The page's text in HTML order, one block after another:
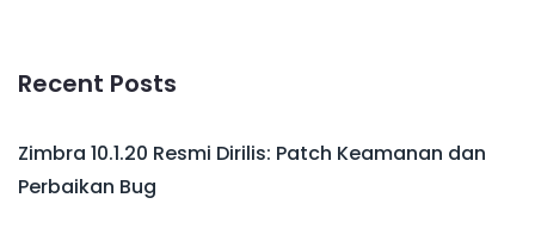
Recent Posts
Zimbra 10.1.20 Resmi Dirilis: Patch Keamanan dan
Perbaikan Bug